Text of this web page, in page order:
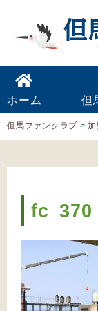
ホーム 但
但馬ファンクラブ >加